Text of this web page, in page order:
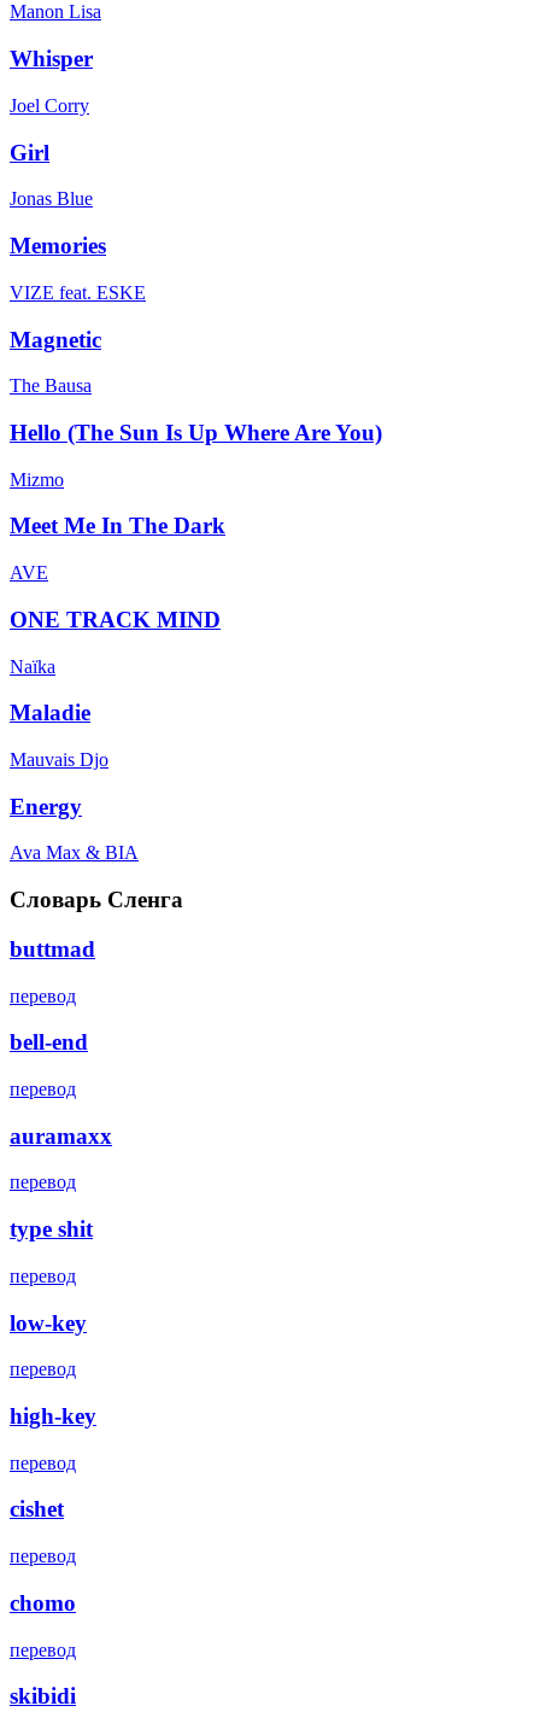
Manon Lisa
Whisper
Joel Corry
Girl
Jonas Blue
Memories
VIZE feat. ESKE
Magnetic
The Bausa
Hello (The Sun Is Up Where Are You)
Mizmo
Meet Me In The Dark
AVE
ONE TRACK MIND
Naïka
Maladie
Mauvais Djo
Energy
Ava Max & BIA
Словарь Сленга
buttmad
перевод
bell-end
перевод
auramaxx
перевод
type shit
перевод
low-key
перевод
high-key
перевод
cishet
перевод
chomo
перевод
skibidi